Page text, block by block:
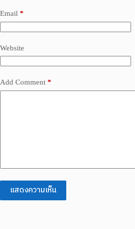
Email *
Website
Add Comment *
แสดงความเห็น